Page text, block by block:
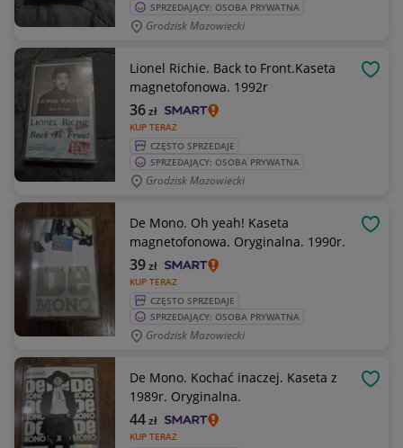
SPRZEDAJĄCY: OSOBA PRYWATNA
Grodzisk Mazowiecki
Lionel Richie. Back to Front.Kaseta
magnetofonowa. 1992r
KUP TERAZ
36zł
CZĘSTO SPRZEDAJE
SPRZEDAJĄCY: OSOBA PRYWATNA
Grodzisk Mazowiecki
De Mono. Oh yeah! Kaseta
magnetofonowa. Oryginalna. 1990r.
KUP TERAZ
39zł
CZĘSTO SPRZEDAJE
SPRZEDAJĄCY: OSOBA PRYWATNA
Grodzisk Mazowiecki
De Mono. Kochać inaczej. Kaseta z
1989r. Oryginalna.
KUP TERAZ
44zł